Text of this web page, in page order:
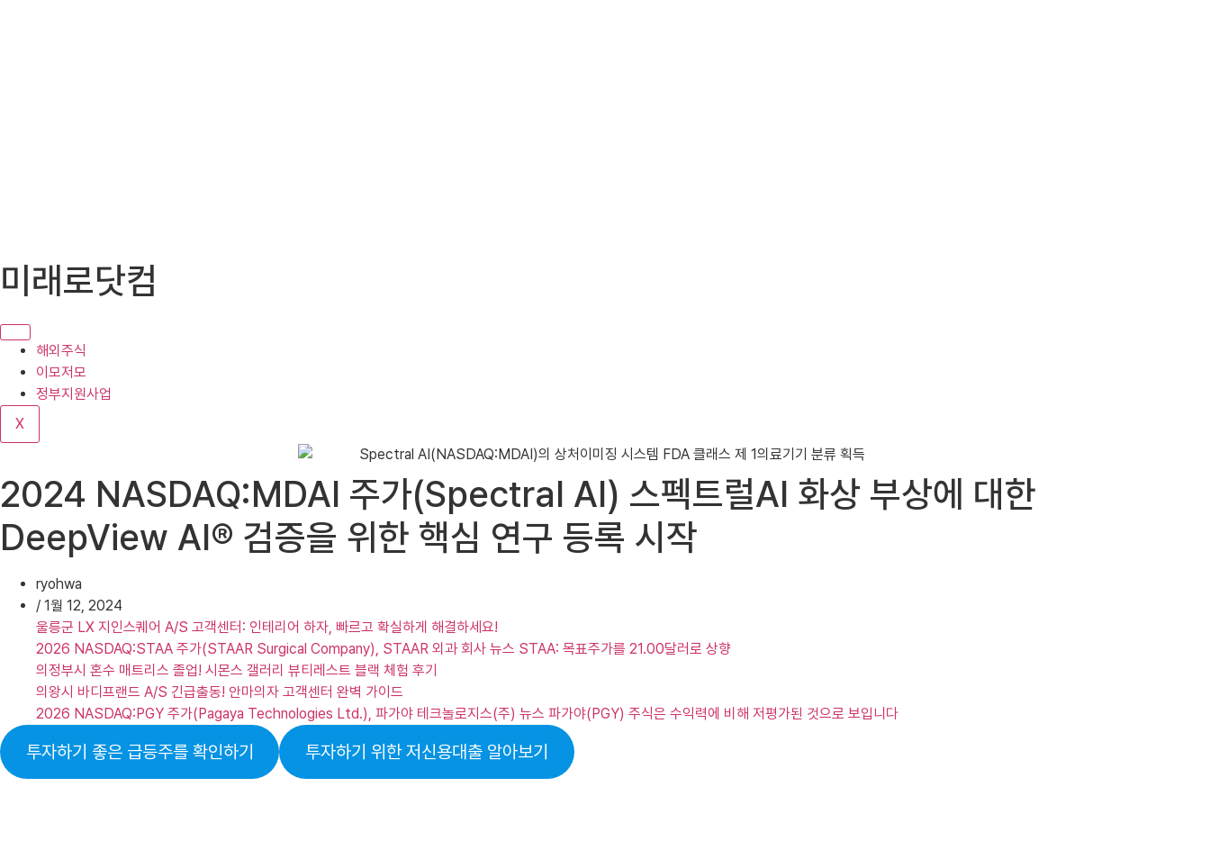
텐
로
기
미래로닷컴
해외주식
이모저모
정부지원사업
X
2024 NASDAQ:MDAI 주가(Spectral AI) 스펙트럴AI 화상 부상에 대한
DeepView AI® 검증을 위한 핵심 연구 등록 시작
ryohwa
/ 1월 12, 2024
울릉군 LX 지인스퀘어 A/S 고객센터: 인테리어 하자, 빠르고 확실하게 해결하세요!
2026 NASDAQ:STAA 주가(STAAR Surgical Company), STAAR 외과 회사 뉴스 STAA: 목표주가를 21.00달러로 상향
의정부시 혼수 매트리스 졸업! 시몬스 갤러리 뷰티레스트 블랙 체험 후기
의왕시 바디프랜드 A/S 긴급출동! 안마의자 고객센터 완벽 가이드
2026 NASDAQ:PGY 주가(Pagaya Technologies Ltd.), 파가야 테크놀로지스(주) 뉴스 파가야(PGY) 주식은 수익력에 비해 저평가된 것으로 보입니다
투자하기 좋은 급등주를 확인하기 투자하기 위한 저신용대출 알아보기